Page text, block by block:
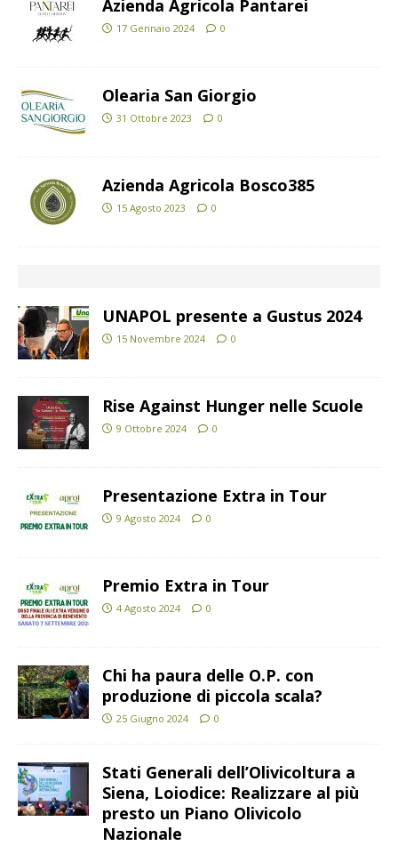
Azienda Agricola Pantarei
17 Gennaio 2024 0
Olearia San Giorgio
31 Ottobre 2023 0
Azienda Agricola Bosco385
15 Agosto 2023 0
UNAPOL presente a Gustus 2024
15 Novembre 2024 0
Rise Against Hunger nelle Scuole
9 Ottobre 2024 0
Presentazione Extra in Tour
9 Agosto 2024 0
Premio Extra in Tour
4 Agosto 2024 0
Chi ha paura delle O.P. con
produzione di piccola scala?
25 Giugno 2024 0
Stati Generali dell’Olivicoltura a
Siena, Loiodice: Realizzare al più
presto un Piano Olivicolo
Nazionale